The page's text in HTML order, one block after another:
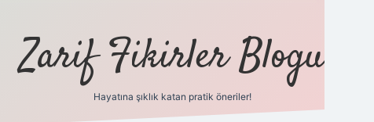
Zarif Fikirler Blogu
Hayatına şıklık katan pratik öneriler!